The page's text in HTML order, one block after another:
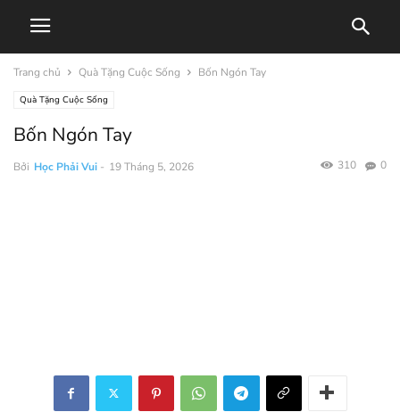
Trang chủ Quà Tặng Cuộc Sống Bốn Ngón Tay
Quà Tặng Cuộc Sống
Bốn Ngón Tay
Bởi Học Phải Vui - 19 Tháng 5, 2026 0
310